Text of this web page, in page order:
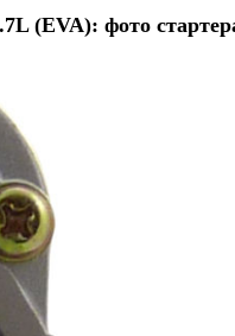
(EVA): фото